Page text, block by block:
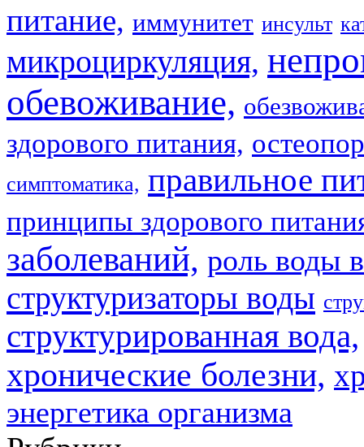
питание, иммунитет инсульт
микроциркуляция,
обевоживание,
здорового питания,
симптоматика, правильное
принципы здорового
заболеваний, роль воды
структуризаторы воды
структурированная вода,
хронические болезни,
энергетика организма